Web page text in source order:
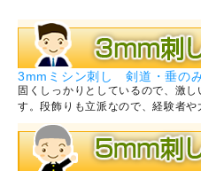
3mmミシン刺し 剣道・垂の
固くしっかりとしているので、激
す。段飾りも立派なので、経験者や